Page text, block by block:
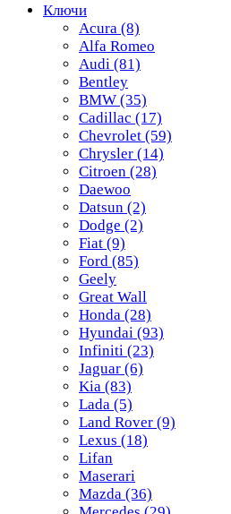
Ключи
Acura (8)
Alfa Romeo
Audi (81)
Bentley
BMW (35)
Cadillac (17)
Chevrolet (59)
Chrysler (14)
Citroen (28)
Daewoo
Datsun (2)
Dodge (2)
Fiat (9)
Ford (85)
Geely
Great Wall
Honda (28)
Hyundai (93)
Infiniti (23)
Jaguar (6)
Kia (83)
Lada (5)
Land Rover (9)
Lexus (18)
Lifan
Maserari
Mazda (36)